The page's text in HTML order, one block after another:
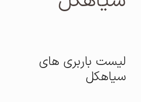
لیست باربری های
سیاهکل